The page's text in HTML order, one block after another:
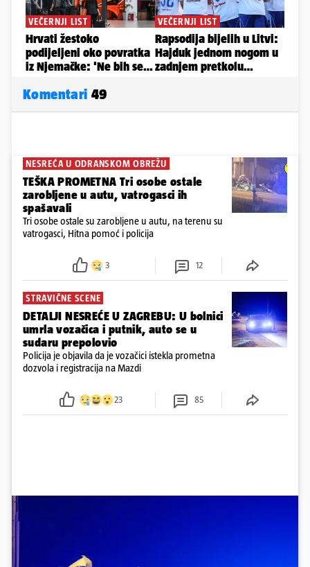
Komentari 49
NESREĆA U ODRANSKOM OBREŽU
TEŠKA PROMETNA Tri osobe ostale
zarobljene u autu, vatrogasci ih
spašavali
Tri osobe ostale su zarobljene u autu, na terenu su
vatrogasci, Hitna pomoć i policija
3 12
STRAVIČNE SCENE
DETALJI NESREĆE U ZAGREBU: U bolnici
umrla vozačica i putnik, auto se u
sudaru prepolovio
Policija je objavila da je vozačici istekla prometna
dozvola i registracija na Mazdi
23 85